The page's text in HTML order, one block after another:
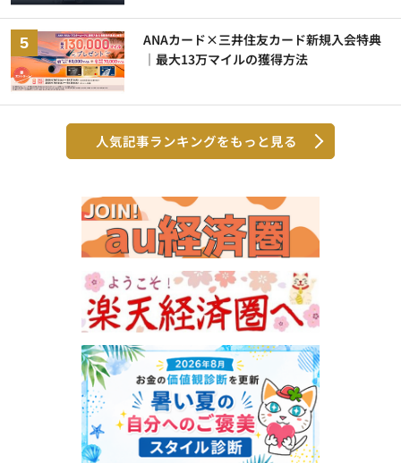
ANAカード×三井住友カード新規入会特典
｜最大13万マイルの獲得方法
人気記事ランキングをもっと見る